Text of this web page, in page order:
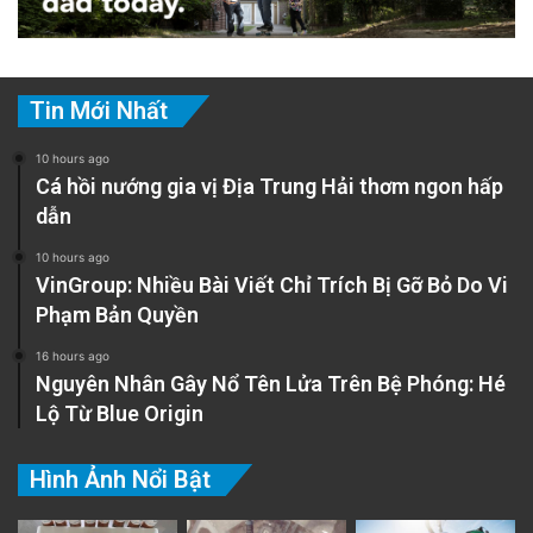
Tin Mới Nhất
10 hours ago
Cá hồi nướng gia vị Địa Trung Hải thơm ngon hấp
dẫn
10 hours ago
VinGroup: Nhiều Bài Viết Chỉ Trích Bị Gỡ Bỏ Do Vi
Phạm Bản Quyền
16 hours ago
Nguyên Nhân Gây Nổ Tên Lửa Trên Bệ Phóng: Hé
Lộ Từ Blue Origin
Hình Ảnh Nổi Bật